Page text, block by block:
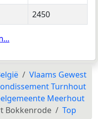
2450
Vlaams Gewest
Turnhout
Meerhout
Bokkenrode Top